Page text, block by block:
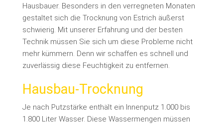
Hausbauer. Besonders in den verregneten Monaten
gestaltet sich die Trocknung von Estrich äußerst
schwierig. Mit unserer Erfahrung und der besten
Technik müssen Sie sich um diese Probleme nicht
mehr kümmern. Denn wir schaffen es schnell und
zuverlässig diese Feuchtigkeit zu entfernen.
Hausbau-Trocknung
Je nach Putzstärke enthält ein Innenputz 1.000 bis
1.800 Liter Wasser. Diese Wassermengen müssen